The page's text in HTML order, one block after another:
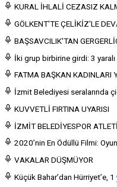
KURAL İHLALİ CEZASIZ
GÖLKENT'TE ÇELİKİZ'LE
BAŞSAVCILIK'TAN
İki grup birbirine girdi: 3 yaralı
FATMA BAŞKAN KADINLARI
İzmit Belediyesi seralarında
KUVVETLİ FIRTINA UYARISI
İZMİT BELEDİYESPOR
2020’nin En Ödüllü Filmi:
VAKALAR DÜŞMÜYOR
Küçük Bahar’dan Hürriyet’e,